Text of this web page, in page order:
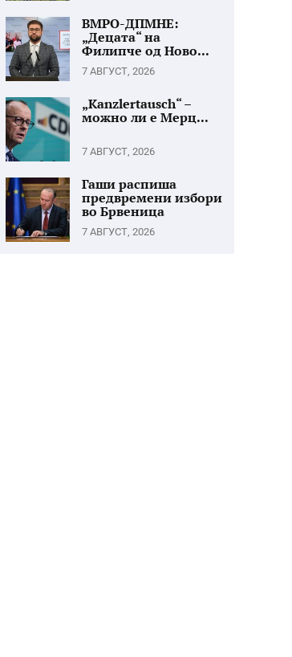
ВМРО-ДПМНЕ:
„Децата“ на
Филипче од Ново...
7 АВГУСТ, 2026
„Kanzlertausch“ –
можно ли е Мерц...
7 АВГУСТ, 2026
Гаши распиша
предвремени избори
во Брвеница
7 АВГУСТ, 2026